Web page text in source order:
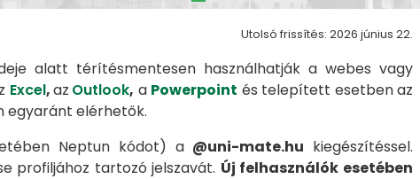
Utolsó frissítés: 2026 június 22.
alatt térítésmentesen használhatják a webes vagy
Excel,az Outlook, a Powerpoint és telepített esetben az
egyaránt elérhetők.
Neptun kódot) a @uni-mate.hu kiegészítéssel.
profiljához tartozó jelszavát. Új felhasználók esetében